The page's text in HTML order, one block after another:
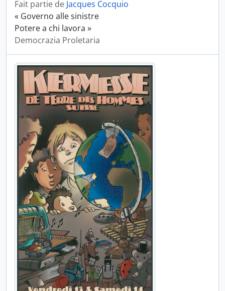
Fait partie de Jacques Cocquio
« Governo alle sinistre
Potere a chi lavora »
Democrazia Proletaria